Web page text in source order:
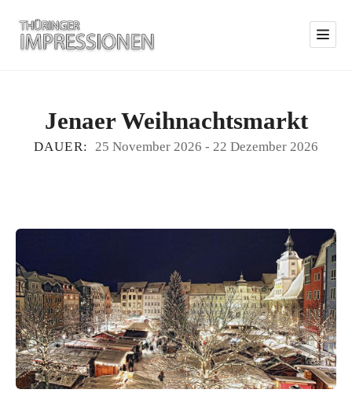
Jenaer Weihnachtsmarkt
DAUER: 25 November 2026 - 22 Dezember 2026